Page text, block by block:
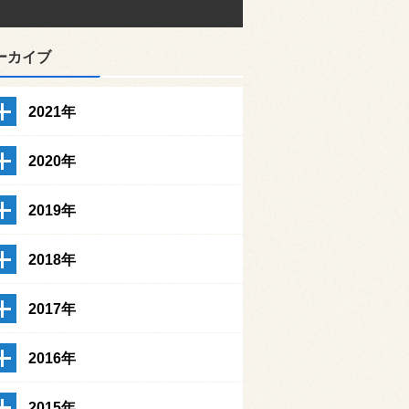
カイブ
2021年
2020年
2019年
2018年
2017年
2016年